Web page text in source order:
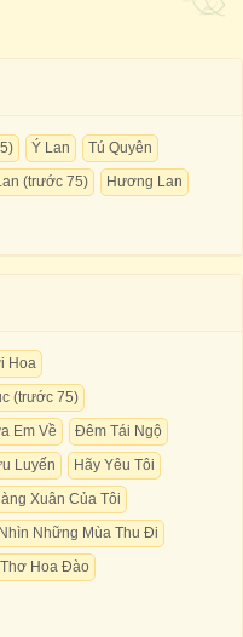
Ý Lan
Tú Quyên
(trước 75)
Hương Lan
Hoa
(trước 75)
Em Về
Đêm Tái Ngộ
Luyến
Hãy Yêu Tôi
Xuân Của Tôi
Nhìn Những Mùa Thu Đi
Hoa Đào